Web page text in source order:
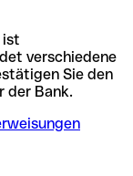
ist
verschiedene
Sie den
der Bank.